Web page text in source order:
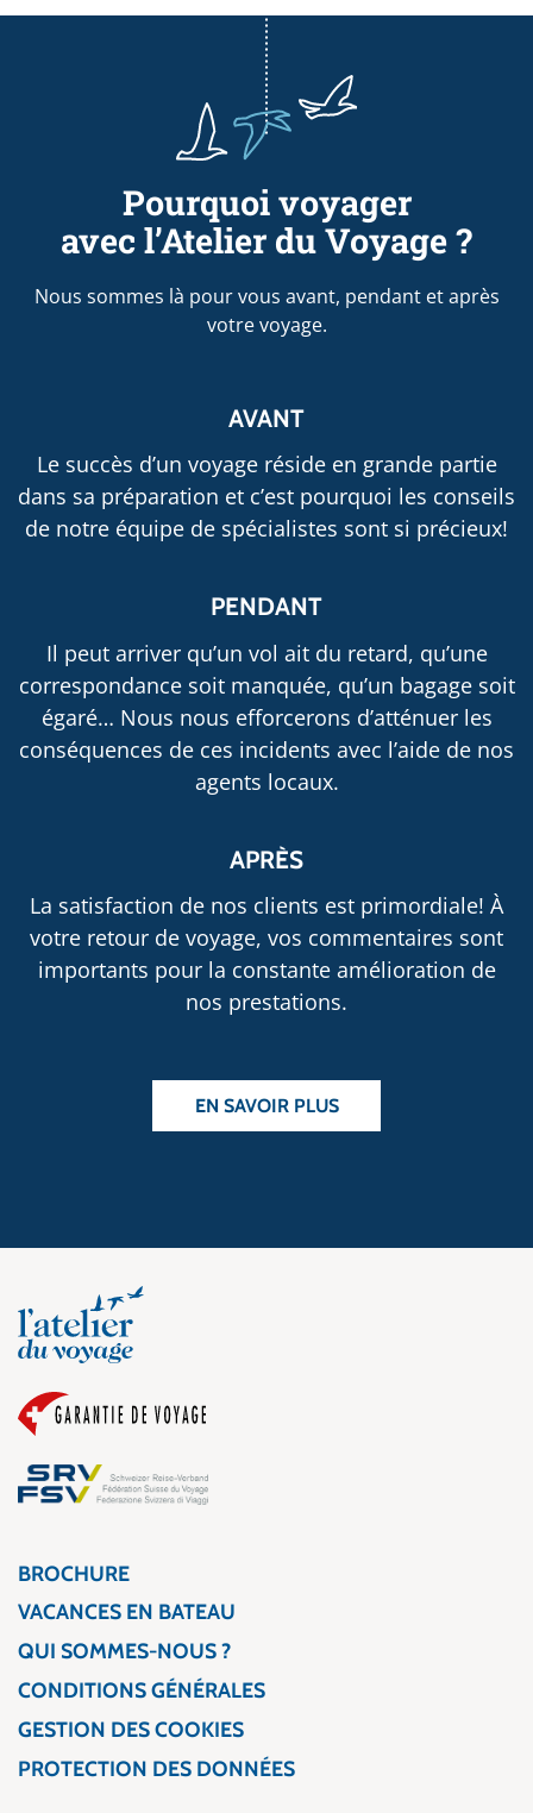
Pourquoi voyager
avec l’Atelier du Voyage ?
Nous sommes là pour vous avant, pendant et après
votre voyage.
AVANT
Le succès d’un voyage réside en grande partie
dans sa préparation et c’est pourquoi les conseils
de notre équipe de spécialistes sont si précieux!
PENDANT
Il peut arriver qu’un vol ait du retard, qu’une
correspondance soit manquée, qu’un bagage soit
égaré… Nous nous efforcerons d’atténuer les
conséquences de ces incidents avec l’aide de nos
agents locaux.
APRÈS
La satisfaction de nos clients est primordiale! À
votre retour de voyage, vos commentaires sont
importants pour la constante amélioration de
nos prestations.
EN SAVOIR PLUS
BROCHURE
VACANCES EN BATEAU
QUI SOMMES-NOUS ?
CONDITIONS GÉNÉRALES
GESTION DES COOKIES
PROTECTION DES DONNÉES